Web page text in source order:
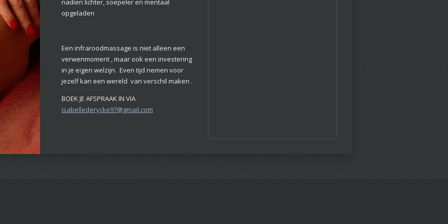
nadien lichter, soepeler en mentaal
opgeladen
Een infraroodmassage is niet alleen een
verwenmoment , maar ook een investering
in je eigen welzijn. Even tijd nemen voor
jezelf kan een wereld van verschil maken .
BOEK JE AFSPRAAK IN VIA
isabellederycke97@gmail.com